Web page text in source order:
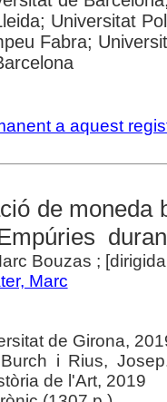
Universitat
Fabra;
a aquest
de moneda
Bouzas ;
Marc
de Girona,
i Rius,
de l'Art, 2019